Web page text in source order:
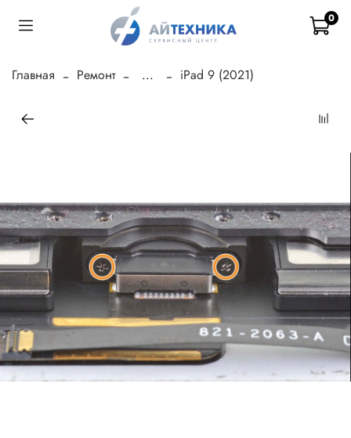
0
Главная Ремонт ... iPad 9 (2021)